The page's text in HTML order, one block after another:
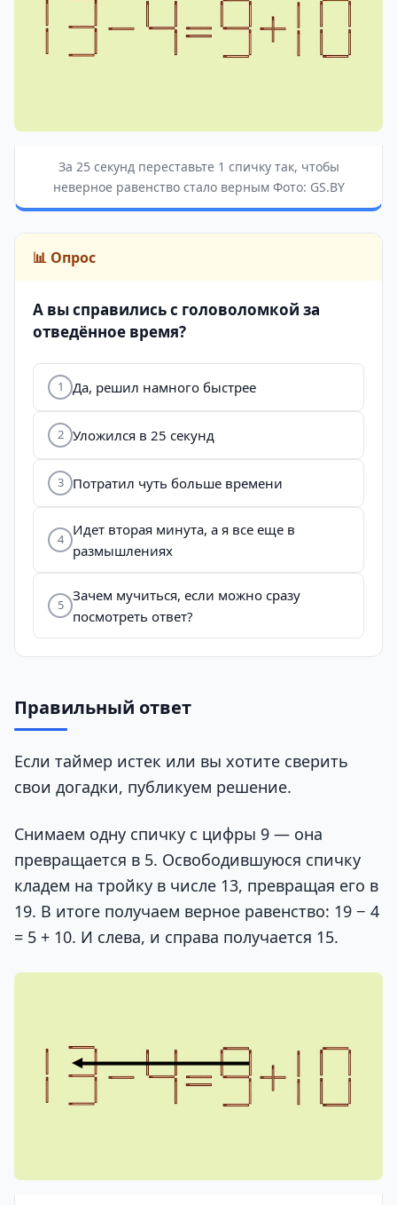
За 25 секунд переставьте 1 спичку так, чтобы
неверное равенство стало верным Фото: GS.BY
📊 Опрос
А вы справились с головоломкой за
отведённое время?
1 Да, решил намного быстрее
2 Уложился в 25 секунд
3 Потратил чуть больше времени
4
Идет вторая минута, а я все еще в
размышлениях
5
Зачем мучиться, если можно сразу
посмотреть ответ?
Правильный ответ
Если таймер истек или вы хотите сверить
свои догадки, публикуем решение.
Снимаем одну спичку с цифры 9 — она
превращается в 5. Освободившуюся спичку
кладем на тройку в числе 13, превращая его в
19. В итоге получаем верное равенство: 19 − 4
= 5 + 10. И слева, и справа получается 15.